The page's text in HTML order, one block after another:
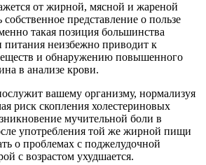
от жирной, мясной и жареной
представление о пользе
такая позиция большинства
неизбежно приводит к
и обнаружению повышенного
в анализе крови.
вашему организму, нормализуя
риск скопления холестериновых
мучительной боли в
употребления той же жирной пищи
о проблемах с поджелудочной
с возрастом ухудшается.